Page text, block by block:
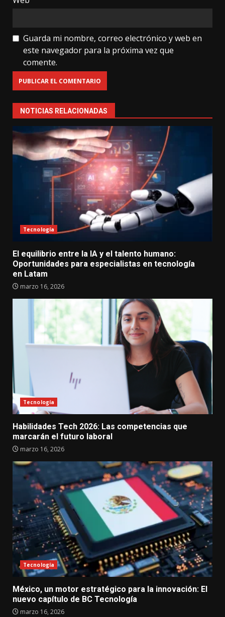
Guarda mi nombre, correo electrónico y web en
este navegador para la próxima vez que
comente.
NOTICIAS RELACIONADAS
Tecnología
El equilibrio entre la IA y el talento humano:
Oportunidades para especialistas en tecnología
en Latam
marzo 16, 2026
Tecnología
Habilidades Tech 2026: Las competencias que
marcarán el futuro laboral
marzo 16, 2026
Tecnología
México, un motor estratégico para la innovación: El
nuevo capítulo de BC Tecnología
marzo 16, 2026